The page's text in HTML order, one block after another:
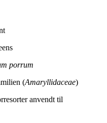
porrum
(Amaryllidaceae)
anvendt til